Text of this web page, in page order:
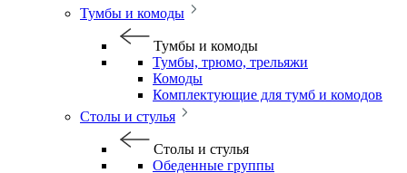
Тумбы и комоды
Тумбы и комоды
Тумбы, трюмо, трельяжи
Комоды
Комплектующие для тумб и комодов
Столы и стулья
Столы и стулья
Обеденные группы